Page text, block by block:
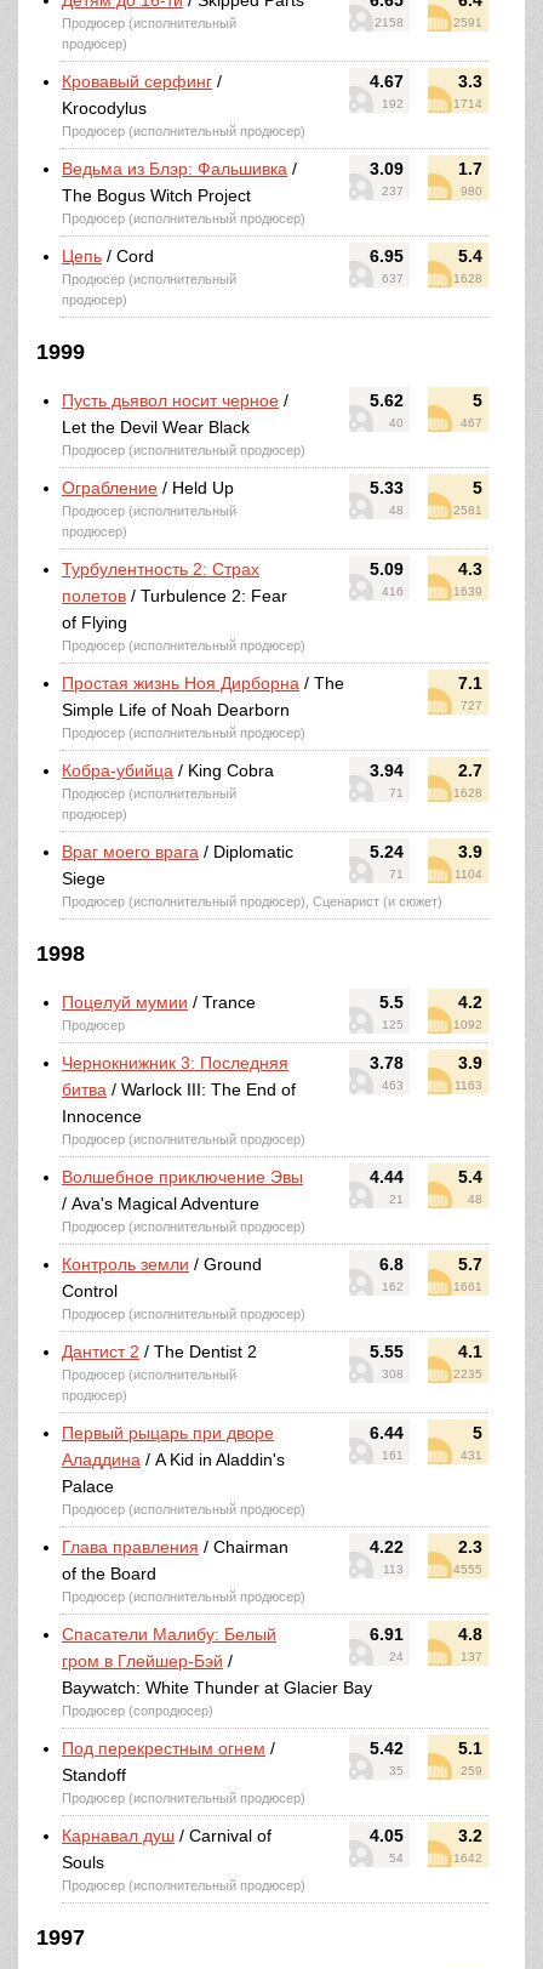
2158 2591
Продюсер (исполнительный
продюсер)
4.67
192
3.3
1714
Кровавый серфинг /
Krocodylus
Продюсер (исполнительный продюсер)
3.09
237
1.7
980
Ведьма из Блэр: Фальшивка /
The Bogus Witch Project
Продюсер (исполнительный продюсер)
6.95
637
5.4
1628
Цепь / Cord
Продюсер (исполнительный
продюсер)
1999
5.62
40
5
467
Пусть дьявол носит черное /
Let the Devil Wear Black
Продюсер (исполнительный продюсер)
5.33
48
5
2581
Ограбление / Held Up
Продюсер (исполнительный
продюсер)
5.09
416
4.3
1639
Турбулентность 2: Страх
полетов / Turbulence 2: Fear
of Flying
Продюсер (исполнительный продюсер)
7.1
727
Простая жизнь Ноя Дирборна / The
Simple Life of Noah Dearborn
Продюсер (исполнительный продюсер)
3.94
71
2.7
1628
Кобра-убийца / King Cobra
Продюсер (исполнительный
продюсер)
5.24
71
3.9
1104
Враг моего врага / Diplomatic
Siege
Продюсер (исполнительный продюсер), Сценарист (и сюжет)
1998
5.5
125
4.2
1092
Поцелуй мумии / Trance
Продюсер
3.78
463
3.9
1163
Чернокнижник 3: Последняя
битва / Warlock III: The End of
Innocence
Продюсер (исполнительный продюсер)
4.44
21
5.4
48
Волшебное приключение Эвы
/ Ava's Magical Adventure
Продюсер (исполнительный продюсер)
6.8
162
5.7
1661
Контроль земли / Ground
Control
Продюсер (исполнительный продюсер)
5.55
308
4.1
2235
Дантист 2 / The Dentist 2
Продюсер (исполнительный
продюсер)
6.44
161
5
431
Первый рыцарь при дворе
Аладдина / A Kid in Aladdin's
Palace
Продюсер (исполнительный продюсер)
4.22
113
2.3
4555
Глава правления / Chairman
of the Board
Продюсер (исполнительный продюсер)
6.91
24
4.8
137
Спасатели Малибу: Белый
гром в Глейшер-Бэй /
Baywatch: White Thunder at Glacier Bay
Продюсер (сопродюсер)
5.42
35
5.1
259
Под перекрестным огнем /
Standoff
Продюсер (исполнительный продюсер)
4.05
54
3.2
1642
Карнавал душ / Carnival of
Souls
Продюсер (исполнительный продюсер)
1997